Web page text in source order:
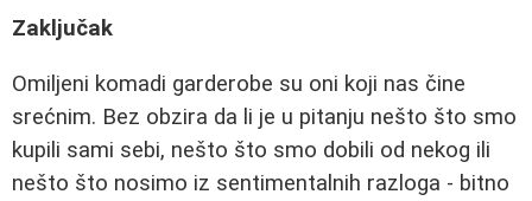
Zaključak
Omiljeni komadi garderobe su oni koji nas čine
srećnim. Bez obzira da li je u pitanju nešto što smo
kupili sami sebi, nešto što smo dobili od nekog ili
nešto što nosimo iz sentimentalnih razloga - bitno